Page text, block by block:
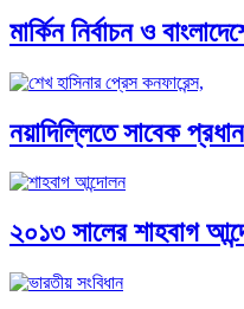
অর্থ পাচারের মহাকাব্য:
দক্ষিণ এশিয়ায় ‘জেন-
বিশেষ ইন-ডেপ্থ
মার্কিন নির্বাচন ও
নয়াদিল্লিতে সাবেক
২০১৩ সালের শাহবাগ